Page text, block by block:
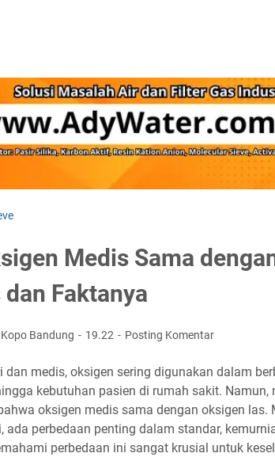
Medis Sama
Faktanya
Bandung 19.22 Posting Komentar
dan medis, oksigen sering digunakan dalam
kebutuhan pasien di rumah sakit.
oksigen medis sama dengan oksigen las.
ada perbedaan penting dalam standar,
perbedaan ini sangat krusial untuk